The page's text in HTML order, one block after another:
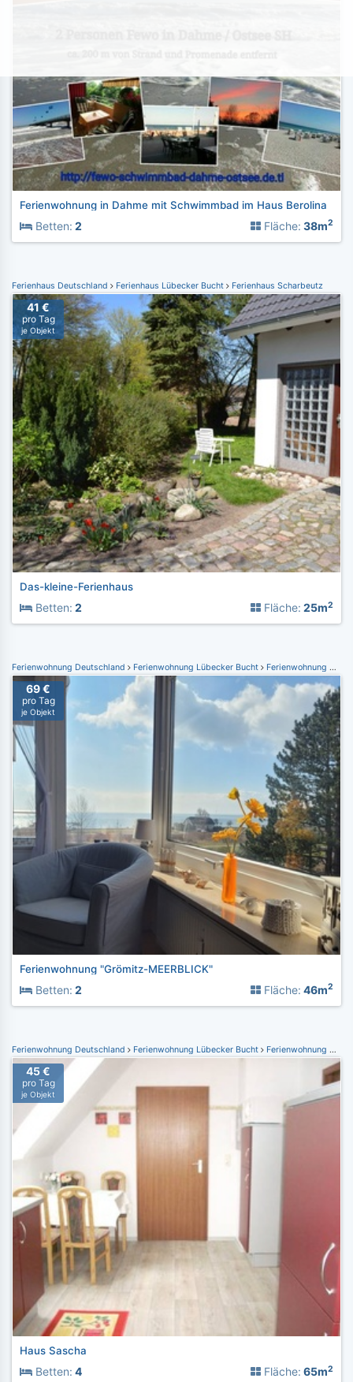
Ferienwohnung in Dahme mit Schwimmbad im Haus Berolina
Betten: 2 Fläche: 38m2
Ferienhaus Deutschland Ferienhaus Lübecker Bucht Ferienhaus Scharbeutz
41 €
pro Tag
je Objekt
Das-kleine-Ferienhaus
Betten: 2 Fläche: 25m2
Ferienwohnung Deutschland Ferienwohnung Lübecker Bucht Ferienwohnung Grömitz
69 €
pro Tag
je Objekt
Ferienwohnung "Grömitz-MEERBLICK"
Betten: 2 Fläche: 46m2
Ferienwohnung Deutschland Ferienwohnung Lübecker Bucht Ferienwohnung Kellenhusen
45 €
pro Tag
je Objekt
Haus Sascha
Betten: 4 Fläche: 65m2